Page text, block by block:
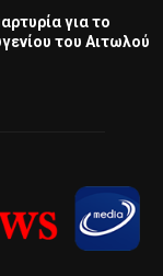
για το
του Αιτωλού